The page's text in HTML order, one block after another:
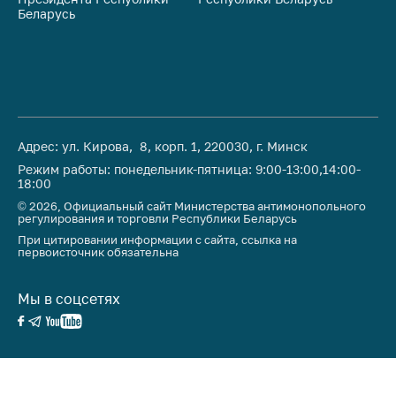
товаров
Упрощение условий
ведения бизнеса
Рекомендации по
предотвращению
распространения
COVID-19 для
общественного
питания, бытового
обслуживания
Беларусь
Адрес: ул. Кирова, 8, корп. 1, 220030, г. Минск
Режим работы: понедельник-пятница: 9:00-13:00,14:00-
18:00
© 2026, Официальный сайт Министерства антимонопольного
регулирования и торговли Республики Беларусь
При цитировании информации с сайта, ссылка на
первоисточник обязательна
Мы в соцсетях